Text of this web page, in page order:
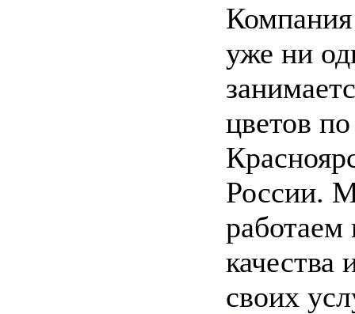
уже ни
цветов
России.
качества
своих